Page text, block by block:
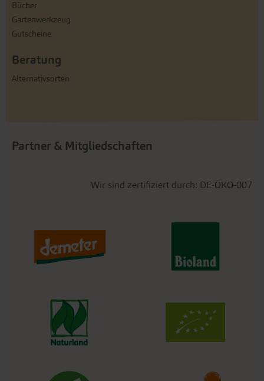
Bücher
Gartenwerkzeug
Gutscheine
Beratung
Alternativsorten
Partner & Mitgliedschaften
Wir sind zertifiziert durch: DE-ÖKO-007